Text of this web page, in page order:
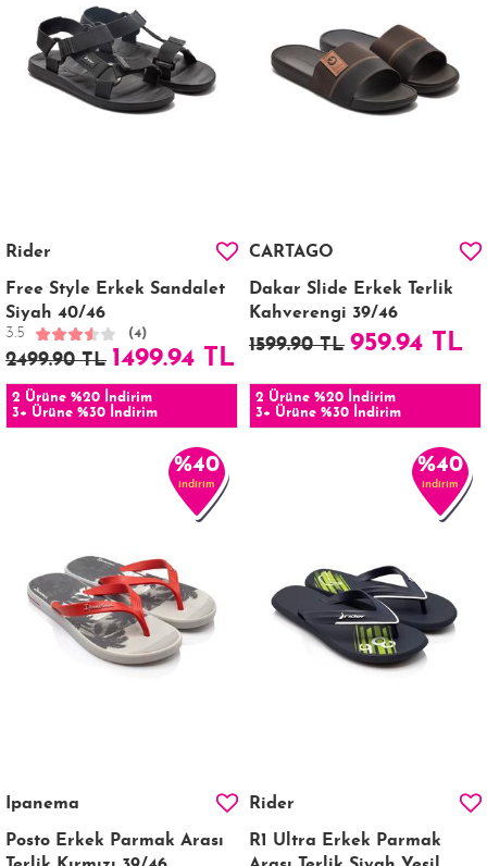
Rider
Free Style Erkek Sandalet
Siyah 40/46
3.5 (4)
2499.90 TL 1499.94 TL
2 Ürüne %20 İndirim
3+ Ürüne %30 İndirim
CARTAGO
Dakar Slide Erkek Terlik
Kahverengi 39/46
1599.90 TL 959.94 TL
2 Ürüne %20 İndirim
3+ Ürüne %30 İndirim
%40
indirim
Ipanema
Posto Erkek Parmak Arası
%40
indirim
Rider
R1 Ultra Erkek Parmak